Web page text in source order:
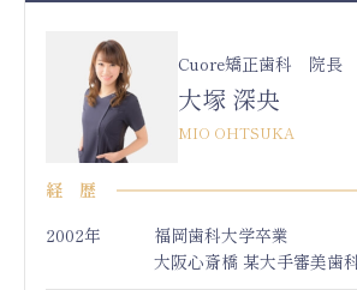
Cuore矯正歯科 院長
大塚 深央
MIO OHTSUKA
経 歴
2002年
福岡歯科大学卒業
大阪心斎橋 某大手審美歯